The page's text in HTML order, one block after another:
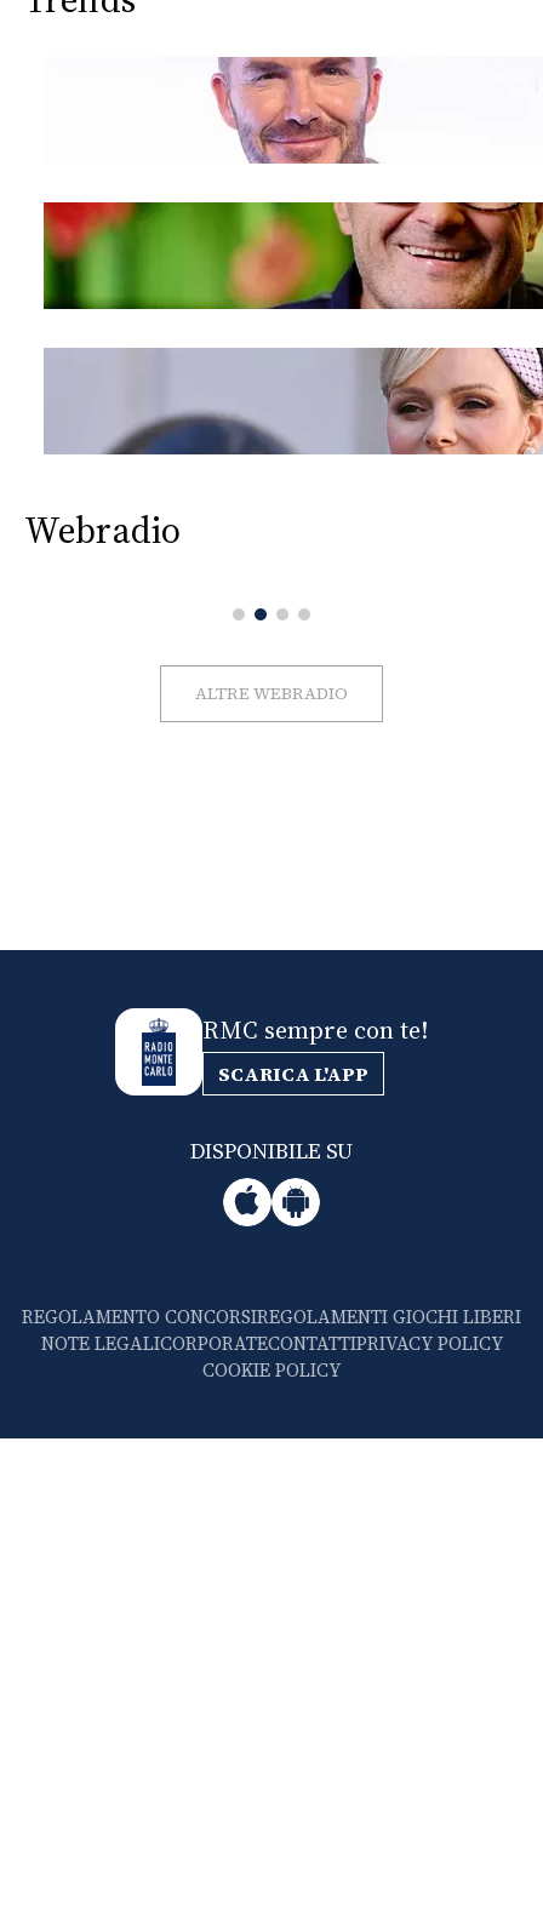
Webradio
ALTRE WEBRADIO
RMC sempre con te!
SCARICA L'APP
DISPONIBILE SU
REGOLAMENTO CONCORSIREGOLAMENTI GIOCHI LIBERI
NOTE LEGALICORPORATECONTATTIPRIVACY POLICY
COOKIE POLICY